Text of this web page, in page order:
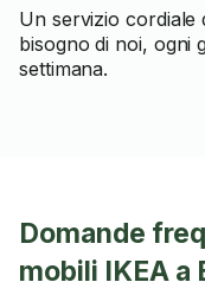
Un servizio cordiale
bisogno di noi, ogni
settimana.
Domande
mobili IKEA a